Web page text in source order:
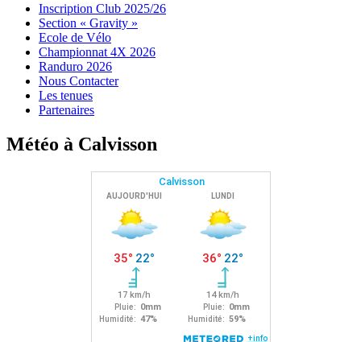
Menu
Widgets
Recherche
Aller
contenu
Inscription Club 2025/26
Section « Gravity »
Ecole de Vélo
Championnat 4X 2026
Randuro 2026
Nous Contacter
Les tenues
Partenaires
Météo à Calvisson